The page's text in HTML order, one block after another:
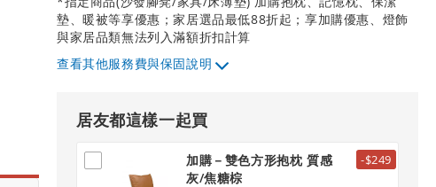
墊、暖被等享優惠；家居選品最低88折起；享加購優惠、燈飾
與家居品類無法列入滿額折扣計算
其他服務費與保固說明
居友都這樣一起買
加購－雙色方形抱枕 質感
灰/焦糖棕
-$249